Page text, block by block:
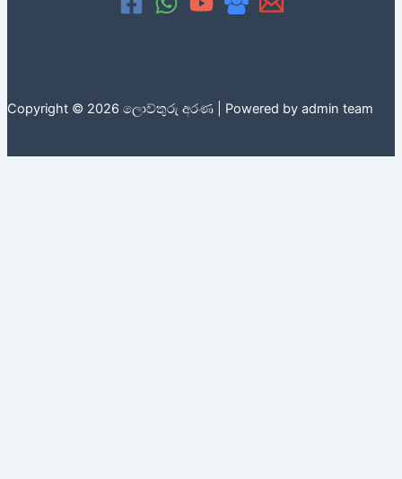
Copyright © 2026 ලොව්තුරු අරණ | Powered by admin team